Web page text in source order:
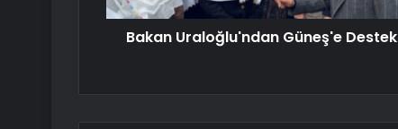
Bakan Uraloğlu'ndan Güneş'e Destek